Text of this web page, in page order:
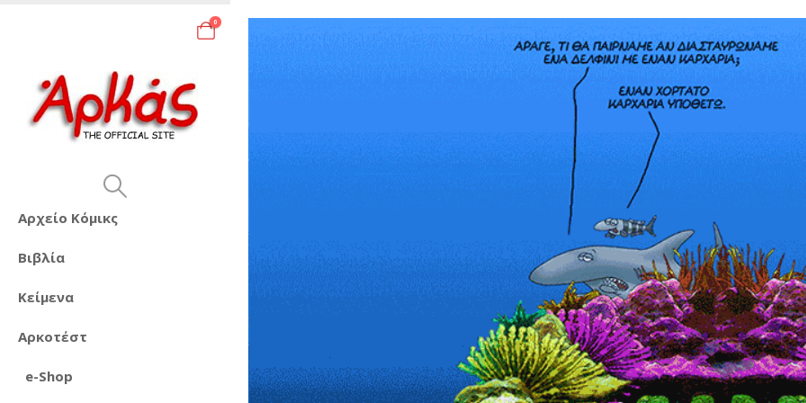
0
Αρχείο Κόμικς
Βιβλία
Κείμενα
Αρκοτέστ
e-Shop